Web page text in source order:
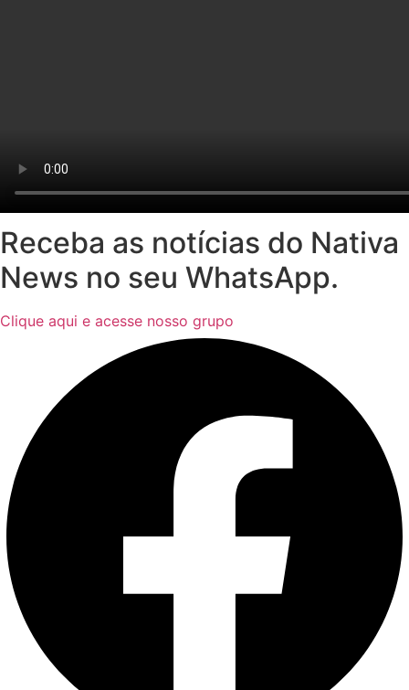
Receba as notícias do Nativa
News no seu WhatsApp.
Clique aqui e acesse nosso grupo